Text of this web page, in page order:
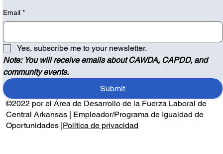
Email *
Yes, subscribe me to your newsletter.
Note: You will receive emails about CAWDA, CAPDD, and
community events.
Submit
©2022 por el Área de Desarrollo de la Fuerza Laboral de
Central Arkansas | Empleador/Programa de Igualdad de
Oportunidades |Política de privacidad